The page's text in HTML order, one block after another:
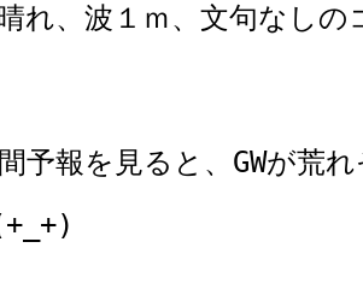
れ、波１ｍ、文句なし
予報を見ると、GWが荒